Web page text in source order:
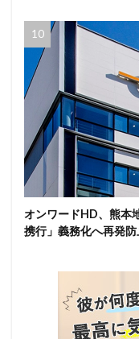
オンワードHD、熊本
携行」義務化へ再発